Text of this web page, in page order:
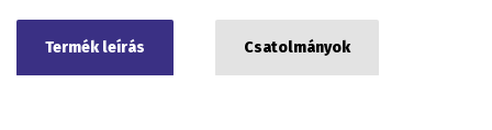
Termék leírás Csatolmányok